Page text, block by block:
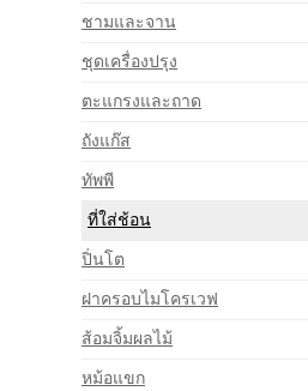
ชามและจาน
ชุดเครื่องปรุง
ตะแกรงและถาด
ถังแก๊ส
ทัพพี
ที่ใส่ช้อน
ปิ่นโต
ฝาครอบไมโครเวฟ
ส้อมจิ้มผลไม้
หม้อแขก